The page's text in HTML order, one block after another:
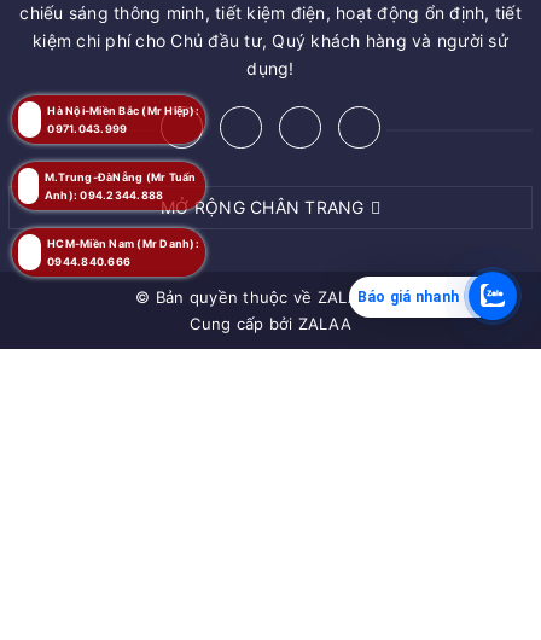
chiếu sáng thông minh, tiết kiệm điện, hoạt động ổn định, tiết
kiệm chi phí cho Chủ đầu tư, Quý khách hàng và người sử
dụng!
MỞ RỘNG CHÂN TRANG
© Bản quyền thuộc về ZALAA JSC
Cung cấp bởi ZALAA
HCM-Miền Nam (Mr Danh):
0944.840.666
Hà Nội-Miền Bắc (Mr Hiệp):
0971.043.999
M.Trung-ĐàNẵng (Mr Tuấn
Anh): 094.2344.888
Báo giá nhanh